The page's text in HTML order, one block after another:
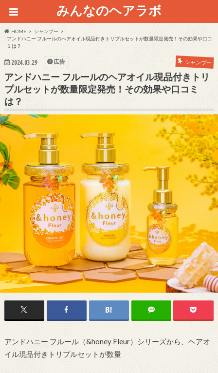
みんなのヘアラボ
HOME
シャンプー
アンドハニー フルールのヘアオイル現品付きトリプルセットが数量限定発売！その効果や口コ
ミは？
2024.03.29 シャンプー
広告
アンドハニー フルールのヘアオイル現品付きトリ
プルセットが数量限定発売！その効果や口コミ
は？
アンドハニー フルール（&honey Fleur）シリーズから、ヘアオ
イル現品付きトリプルセットが数量